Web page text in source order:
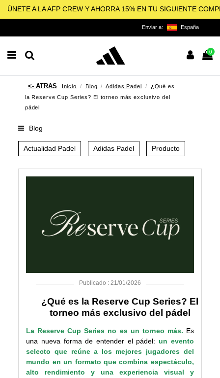
ÚNETE A LA AFP CREW Y AHORRA 15% EN TU SIGUIENTE
Enviar a: España
0
Inicio Blog Adidas Padel
¿Qué es
la Reserve Cup Series? El torneo más exclusivo del
pádel
Blog
Actualidad Padel Adidas Padel Producto
Publicado : 21/01/2026
¿Qué es la Reserve Cup Series? El
torneo más exclusivo del pádel
La Reserve Cup Series no es un torneo más. Es
una nueva forma de entender el pádel: un evento
selecto que reúne a los mejores jugadores del
mundo en un formato que combina espectáculo,
alto rendimiento y una experiencia visual y